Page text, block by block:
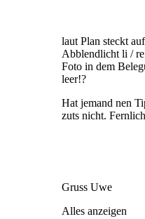
laut Plan steckt
Abblendlicht li /
Foto in dem
leer!?
Hat jemand nen
zuts nicht.
Gruss Uwe
Alles anzeigen